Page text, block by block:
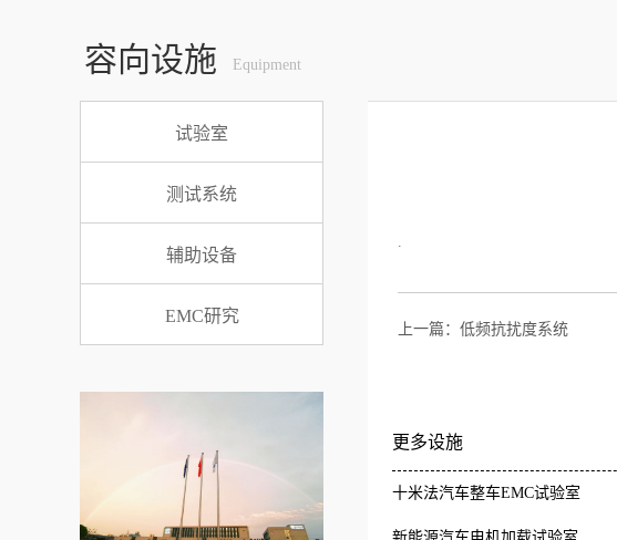
容向设施 Equipment
试验室
测试系统
辅助设备
EMC研究
.
上一篇： 低频抗扰度系统
更多设施
十米法汽车整车EMC试验室